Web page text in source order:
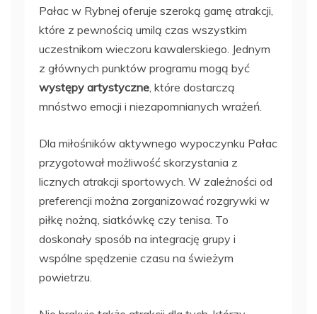
Pałac w Rybnej oferuje szeroką gamę atrakcji,
które z pewnością umilą czas wszystkim
uczestnikom wieczoru kawalerskiego. Jednym
z głównych punktów programu mogą być
występy artystyczne, które dostarczą
mnóstwo emocji i niezapomnianych wrażeń.
Dla miłośników aktywnego wypoczynku Pałac
przygotował możliwość skorzystania z
licznych atrakcji sportowych. W zależności od
preferencji można zorganizować rozgrywki w
piłkę nożną, siatkówkę czy tenisa. To
doskonały sposób na integrację grupy i
wspólne spędzenie czasu na świeżym
powietrzu.